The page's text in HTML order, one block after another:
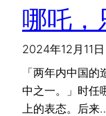
哪吒，
2024年12月11日
「两年内中国
中之一。」时任
上的表态。后来